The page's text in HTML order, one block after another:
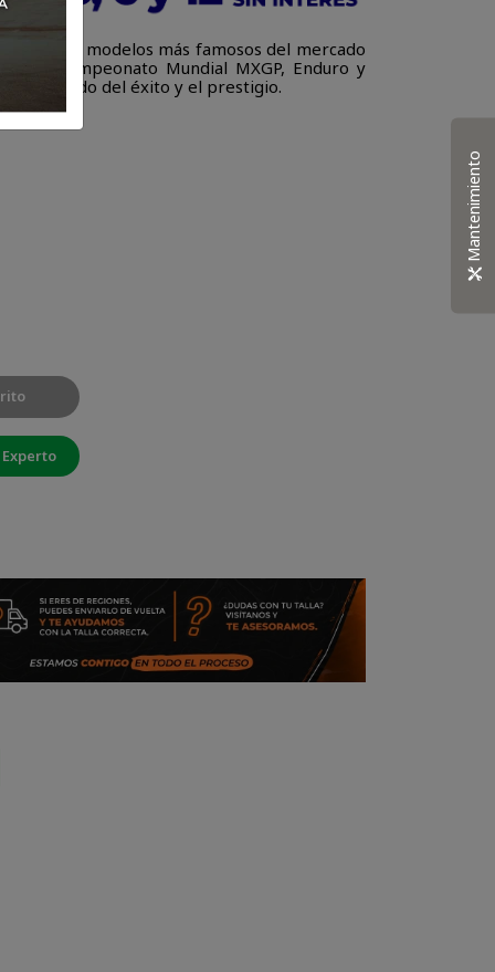
de los modelos más famosos del mercado
del Campeonato Mundial MXGP, Enduro y
significado del éxito y el prestigio.
Mantenimiento